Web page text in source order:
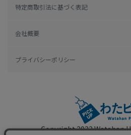
特定商取引法に基づく表記
会社概要
プライバシーポリシー
Copyright 2022Watahan